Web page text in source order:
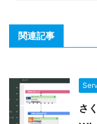
関連記事
さ